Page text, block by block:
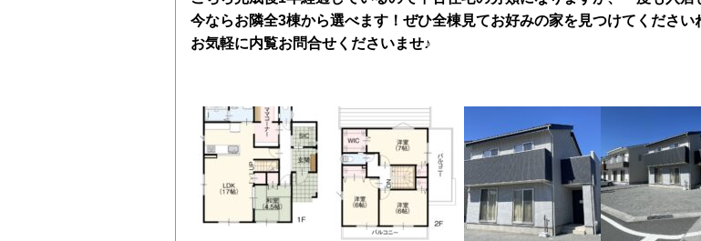
今ならお隣全3棟から選べます！ ぜひ全棟見てお好みの家を見つけてくださ
お気軽に内覧お問合せくださいませ♪